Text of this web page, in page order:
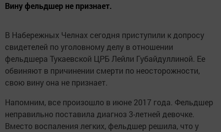
Вину фельдшер не признает.
В Набережных Челнах сегодня приступили к допросу
свидетелей по уголовному делу в отношении
фельдшера Тукаевской ЦРБ Лейли Губайдуллиной. Ее
обвиняют в причинении смерти по неосторожности,
свою вину она не признает.
Напомним, все произошло в июне 2017 года. Фельдшер
неправильно поставила диагноз 3-летней девочке.
Вместо воспаления легких, фельдшер решила, что у